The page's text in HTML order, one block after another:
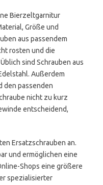
Bierzeltgarnitur
Größe und
aus passendem
rosten und die
sind Schrauben aus
Außerdem
den passenden
nicht zu kurz
entscheidend,
Ersatzschrauben an.
und ermöglichen eine
Shops eine größere
spezialisierter